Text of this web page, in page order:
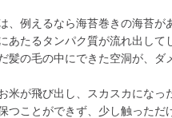
、例えるなら海苔巻きの海苔が
あたるタンパク質が流れ出して
髪の毛の中にできた空洞が、ダ
米が飛び出し、スカスカになっ
つことができず、少し触っただ